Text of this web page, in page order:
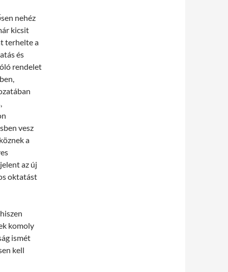
nehéz
kicsit
terhelte a
és
rendelet
vesz
a
az új
oktatást
komoly
ismét
kell